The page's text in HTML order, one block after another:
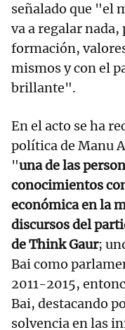
señalado que "el
va a regalar
formación,
mismos y con el
brillante".
En el acto se ha
política de Manu
"una de las
conocimientos
económica en la
discursos del
de Think Gaur;
Bai como
2011-2015,
Bai, destacando
solvencia en las